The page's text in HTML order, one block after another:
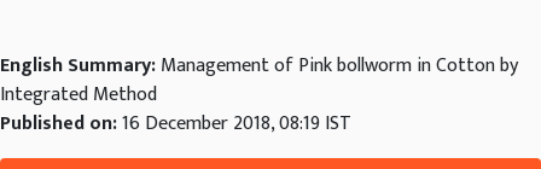
English Summary:Management of Pink bollworm in Cotton by
Integrated Method
Published on:16 December 2018, 08:19 IST